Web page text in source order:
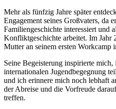
Mehr als fünfzig Jahre später
Engagement seines Großvaters, da
Familiengeschichte interessiert und
Konfliktgeschichte arbeitet. Im Jahr
Mutter an seinem ersten Workcamp
Seine Begeisterung inspirierte
internationalen Jugendbegegnung
und ich erinnere mich noch lebhaft
der Abreise und die Vorfreude
treffen.